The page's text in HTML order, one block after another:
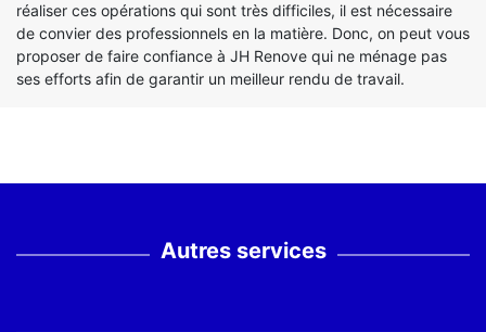
réaliser ces opérations qui sont très difficiles, il est nécessaire
de convier des professionnels en la matière. Donc, on peut vous
proposer de faire confiance à JH Renove qui ne ménage pas
ses efforts afin de garantir un meilleur rendu de travail.
Autres services